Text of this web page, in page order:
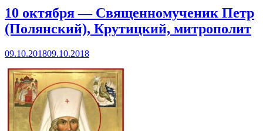
10 октября — Священномученик Петр
(Полянский), Крутицкий, митрополит
09.10.201809.10.2018